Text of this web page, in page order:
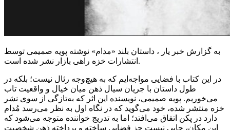
به گزارش خبر یار ، داستان بلند «مدام» نوشته پویه صمیمی توسط
انتشارات خزه راهی بازار نشر شده است.
در این کتاب با فضایی مواجه‌ایم که به هیچ‌وجه رئال نیست؛ بلکه در
طول داستان با جریان سیال ذهن میان خیال و واقعیت تاب
می‌خوریم. پویه صمیمی، نویسنده این اثر که به‌تازگی از سوی نشر
خزه منتشر شده، خود می‌گوید که در نگاه اول به نظر می‌رسد مُدام
دارد در پکن اتفاق می‌افتد؛ اما به تدریج خواننده متوجه می‌شود که
این مکان، جایی نیست جز فضایی ساخته و پرداخته ذهن شخصیت